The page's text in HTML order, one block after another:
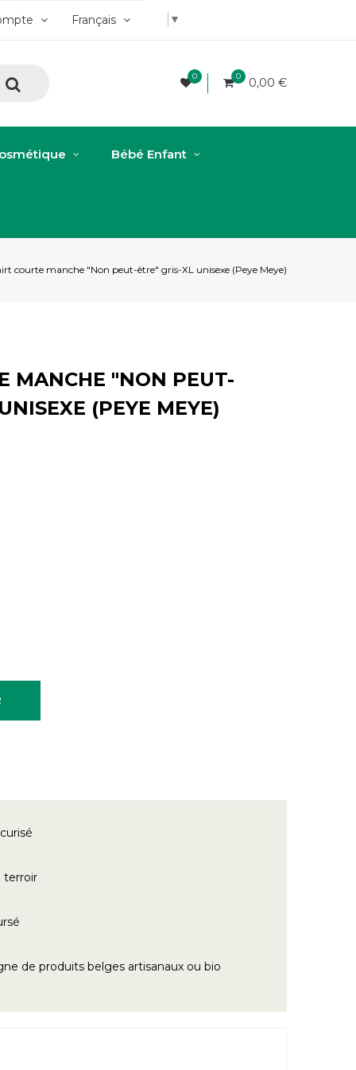
Français ▼
0 0 0,00 €
Bébé Enfant
courte manche "Non peut-être" gris-XL unisexe (Peye Meye)
MANCHE "NON PEUT-
(PEYE MEYE)
terroir
de produits belges artisanaux ou bio